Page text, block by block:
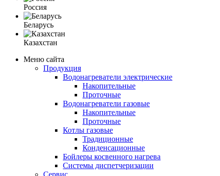
Россия
Беларусь
Казахстан
Меню сайта
Продукция
Водонагреватели электрические
Накопительные
Проточные
Водонагреватели газовые
Накопительные
Проточные
Котлы газовые
Традиционные
Конденсационные
Бойлеры косвенного нагрева
Системы диспетчеризации
Сервис